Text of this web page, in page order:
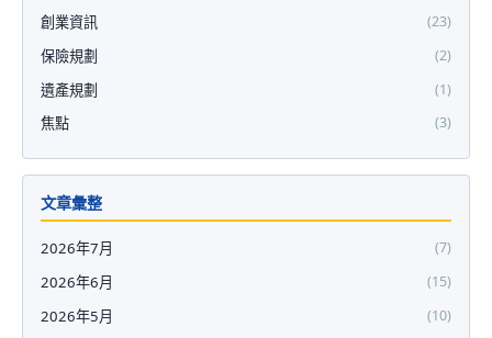
創業資訊 (23)
保險規劃 (2)
遺產規劃 (1)
焦點 (3)
文章彙整
2026年7月 (7)
2026年6月 (15)
2026年5月 (10)